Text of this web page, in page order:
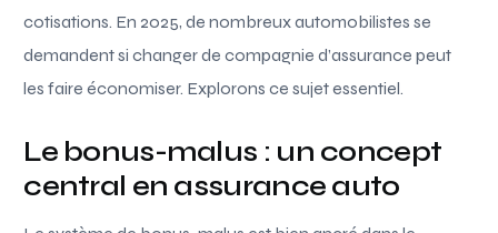
cotisations. En 2025, de nombreux automobilistes se
demandent si changer de compagnie d’assurance peut
les faire économiser. Explorons ce sujet essentiel.
Le bonus-malus : un concept
central en assurance auto